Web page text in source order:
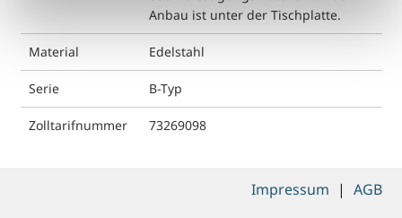
Anbau ist unter der Tischplatte.
Material Edelstahl
Serie B-Typ
Zolltarifnummer 73269098
Impressum | AGB